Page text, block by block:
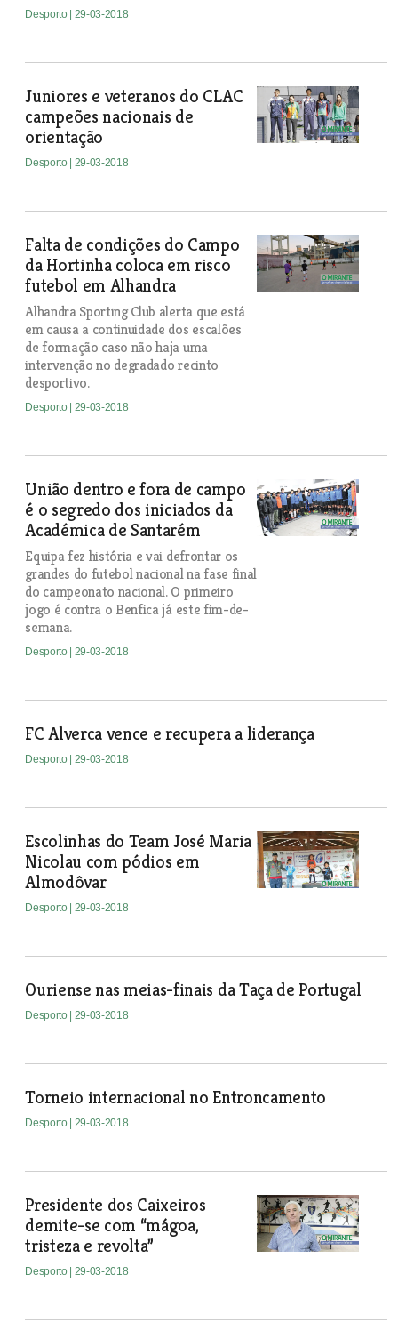
Desporto | 29-03-2018
Juniores e veteranos do CLAC
campeões nacionais de
orientação
Desporto | 29-03-2018
Falta de condições do Campo
da Hortinha coloca em risco
futebol em Alhandra
Alhandra Sporting Club alerta que está
em causa a continuidade dos escalões
de formação caso não haja uma
intervenção no degradado recinto
desportivo.
Desporto | 29-03-2018
União dentro e fora de campo
é o segredo dos iniciados da
Académica de Santarém
Equipa fez história e vai defrontar os
grandes do futebol nacional na fase final
do campeonato nacional. O primeiro
jogo é contra o Benfica já este fim-de-
semana.
Desporto | 29-03-2018
FC Alverca vence e recupera a liderança
Desporto | 29-03-2018
Escolinhas do Team José Maria
Nicolau com pódios em
Almodôvar
Desporto | 29-03-2018
Ouriense nas meias-finais da Taça de Portugal
Desporto | 29-03-2018
Torneio internacional no Entroncamento
Desporto | 29-03-2018
Presidente dos Caixeiros
demite-se com “mágoa,
tristeza e revolta”
Desporto | 29-03-2018